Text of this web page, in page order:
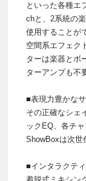
といった各種エ
chと、2系統の
使用することが
空間系エフェク
ターは楽器とボ
ターアンプも不
■表現力豊かな
その正確なシェ
ックEQ、各チ
ShowBoxは次世
■インタラクテ